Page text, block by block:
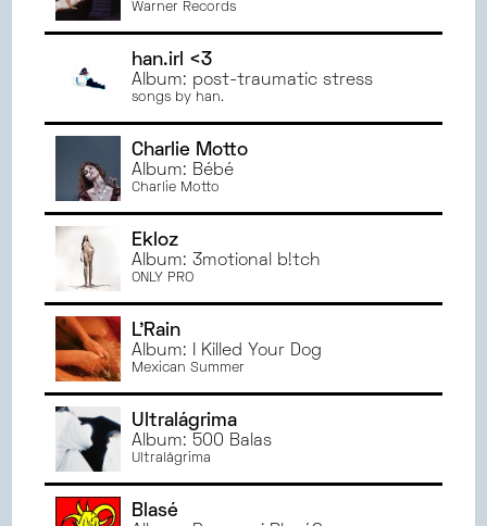
Warner Records
han.irl <3
Album: post-traumatic stress
songs by han.
Charlie Motto
Album: Bébé
Charlie Motto
Ekloz
Album: 3motional b!tch
ONLY PRO
L'Rain
Album: I Killed Your Dog
Mexican Summer
Ultralágrima
Album: 500 Balas
Ultralágrima
Blasé